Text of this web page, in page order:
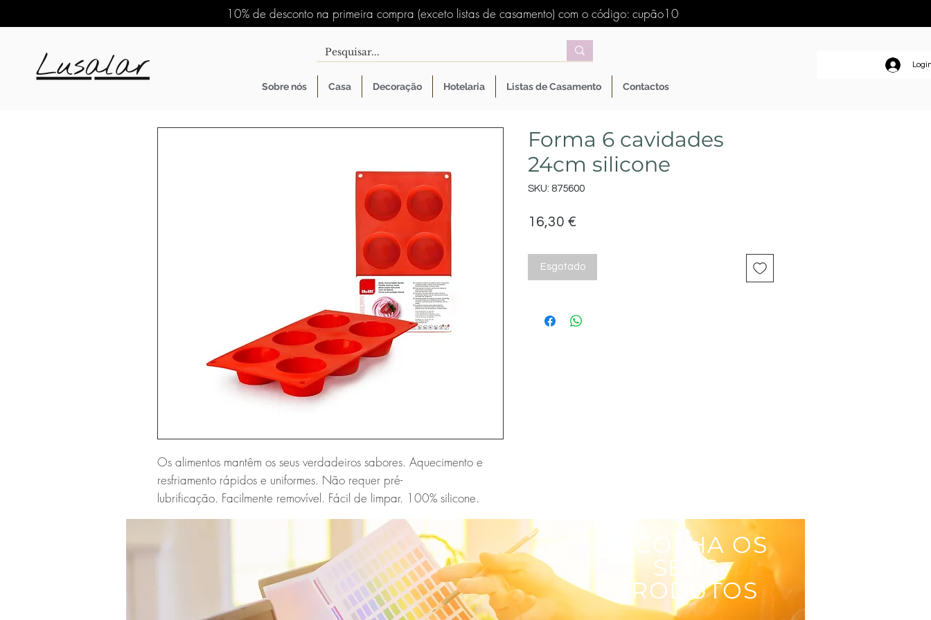
10% de desconto na primeira compra (exceto listas de casamento) com o código: cupão10
Os alimentos mantêm os seus verdadeiros sabores. Aquecimento e
resfriamento rápidos e uniformes. Não requer pré-
lubrificação. Facilmente removível. Fácil de limpar. 100% silicone.
Forma 6 cavidades
24cm silicone
SKU: 875600
16,30 €
Esgotado
ESCOLHA OS
SEUS
PRODUTOS
Sobre nós Casa Decoração Hotelaria Listas de Casamento Contactos